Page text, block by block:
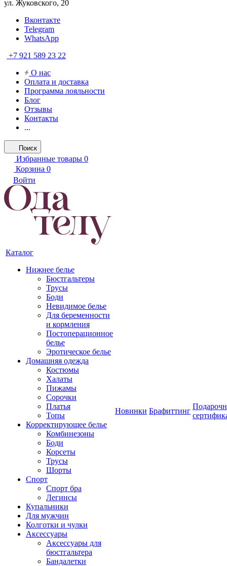
ул. Жуковского, 20
Вконтакте
Telegram
WhatsApp
+7 921 589 23 22
О нас
Оплата и доставка
Программа лояльности
Блог
Отзывы
Контакты
...
Поиск
Избранные товары 0
Корзина 0
Войти
Каталог
Нижнее белье
Бюстгальтеры
Трусы
Боди
Невидимое белье
Для беременности
и кормления
Постоперационное
белье
Эротическое белье
Домашняя одежда
Костюмы
Халаты
Пижамы
Сорочки
Платья
Топы
Корректирующее белье
Комбинезоны
Боди
Корсеты
Трусы
Шорты
Спорт
Спорт бра
Легинсы
Купальники
Для мужчин
Колготки и чулки
Аксессуары
Аксессуары для
бюстгальтера
Бандалетки
Новинки Брафиттинг